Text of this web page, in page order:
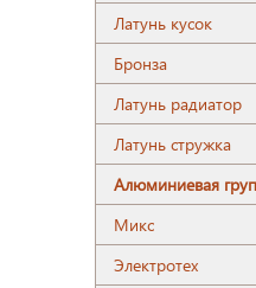
Латунь кусок
Бронза
Латунь радиатор
Латунь стружка
Алюминиевая
Микс
Электротех